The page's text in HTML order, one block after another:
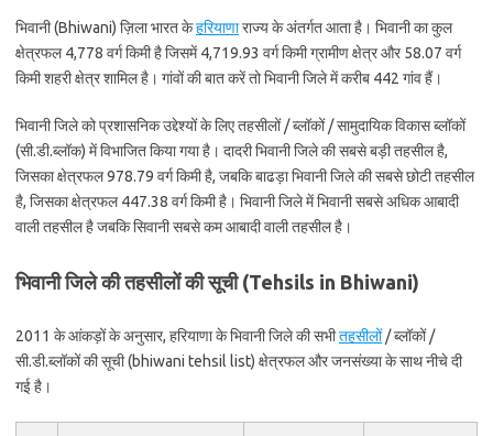
भिवानी (Bhiwani) ज़िला भारत केहरियाणाराज्य के अंतर्गत आता है। भिवानी का कुल
क्षेत्रफल 4,778 वर्ग किमी है जिसमें 4,719.93 वर्ग किमी ग्रामीण क्षेत्र और 58.07 वर्ग
किमी शहरी क्षेत्र शामिल है। गांवों की बात करें तो भिवानी जिले में करीब 442 गांव हैं।
भिवानी जिले को प्रशासनिक उद्देश्यों के लिए तहसीलों / ब्लॉकों / सामुदायिक विकास ब्लॉकों
(सी.डी.ब्लॉक) में विभाजित किया गया है। दादरी भिवानी जिले की सबसे बड़ी तहसील है,
जिसका क्षेत्रफल 978.79 वर्ग किमी है, जबकि बाढड़ा भिवानी जिले की सबसे छोटी तहसील
है, जिसका क्षेत्रफल 447.38 वर्ग किमी है। भिवानी जिले में भिवानी सबसे अधिक आबादी
वाली तहसील है जबकि सिवानी सबसे कम आबादी वाली तहसील है।
भिवानी जिले की तहसीलों की सूची (Tehsils in Bhiwani)
2011 के आंकड़ों के अनुसार, हरियाणा के भिवानी जिले की सभीतहसीलों/ ब्लॉकों /
सी.डी.ब्लॉकों की सूची (bhiwani tehsil list) क्षेत्रफल और जनसंख्या के साथ नीचे दी
गई है।